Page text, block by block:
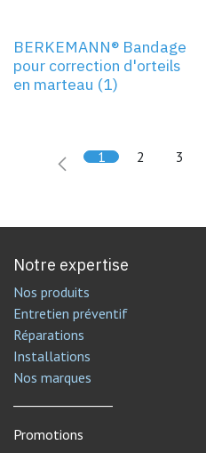
BERKEMANN® Bandage
pour correction d'orteils
en marteau (1)
1 2 3
Notre expertise
Nos produits
Entretien préventif
Réparations
Installations
Nos marques
Promotions